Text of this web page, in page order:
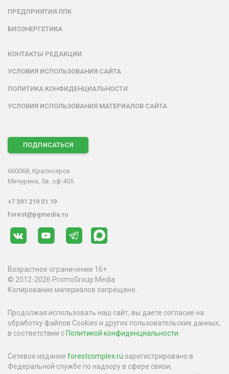
ПРЕДПРИЯТИЯ ЛПК
БИОЭНЕРГЕТИКА
КОНТАКТЫ РЕДАКЦИИ
УСЛОВИЯ ИСПОЛЬЗОВАНИЯ САЙТА
ПОЛИТИКА КОНФИДЕНЦИАЛЬНОСТИ
УСЛОВИЯ ИСПОЛЬЗОВАНИЯ МАТЕРИАЛОВ САЙТА
ПОДПИСАТЬСЯ
660068, Красноярск
Мичурина, 3в, оф.405
+7 391 219 01 19
forest@pgmedia.ru
Возрастное ограничение 16+
© 2012-2026 PromoGroup Media
Копирование материалов запрещено.
Продолжая использовать наш сайт, вы даете согласие на
обработку файлов Cookies и других пользовательских данных,
в соответствии с Политикой конфиденциальности
Сетевое издание forestcomplex.ru зарегистрировано в
Федеральной службе по надзору в сфере связи,